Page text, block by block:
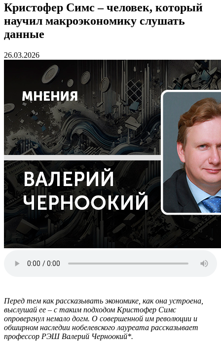
Кристофер Симс – человек, который
научил макроэкономику слушать
данные
26.03.2026
Перед тем как рассказывать экономике, как она устроена,
выслушай ее – с таким подходом Кристофер Симс
опровергнул немало догм. О совершенной им революции и
обширном наследии нобелевского лауреата рассказывает
профессор РЭШ Валерий Черноокий*.